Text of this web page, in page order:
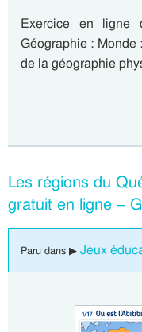
Exercice en ligne
Géographie :
de la géographie
Les régions du
gratuit en ligne –
Paru dans ▶ Jeux